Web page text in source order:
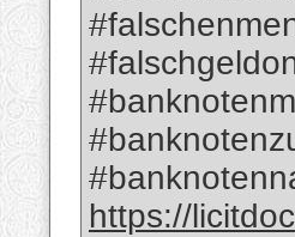
https://